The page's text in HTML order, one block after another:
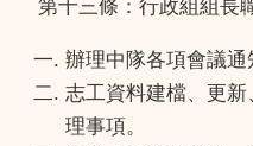
第十三條：行政組組長
辦理中隊各項會議通
志工資料建檔、更
理事項。